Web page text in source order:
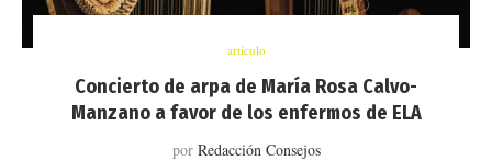
artículo
Concierto de arpa de María Rosa Calvo-
Manzano a favor de los enfermos de ELA
por Redacción Consejos